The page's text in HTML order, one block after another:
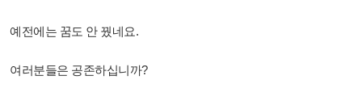
예전에는 꿈도 안 꿨네요.
여러분들은 공존하십니까?